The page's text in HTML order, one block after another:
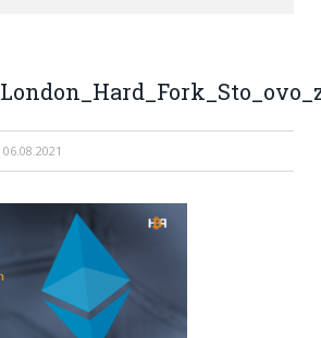
06.08.2021